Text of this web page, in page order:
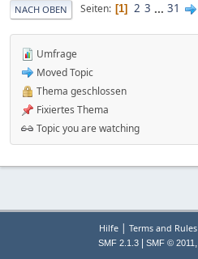
NACH OBEN Seiten 1 2 3 ... 31
Umfrage
Moved Topic
Thema geschlossen
Fixiertes Thema
Topic you are watching
Hilfe | Terms and Rules
SMF 2.1.3| SMF © 2011,